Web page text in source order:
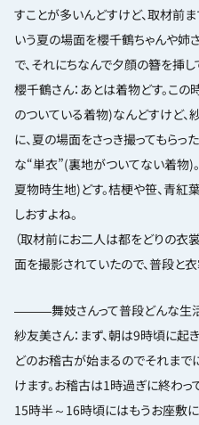
すことが多いんどすけど、取材前ま
いう夏の場面を櫻千鶴ちゃんや姉
で、それにちなんで夕顔の簪を挿し
櫻千鶴さん：あとは着物どす。こ
のついている着物)なんどすけど、
に、夏の場面をさっき撮ってもら
な“単衣”(裏地がついてない着物)
夏物時生地)どす。桔梗や笹、青紅
しおすよね。
（取材前にお二人は都をどりの衣
面を撮影されていたので、普段と衣
―――舞妓さんって普段どんな生
紗友美さん：まず、朝は9時頃に起
どのお稽古が始まるのでそれま
けます。お稽古は1時過ぎに終わっ
15時半～16時頃にはもうお座敷に